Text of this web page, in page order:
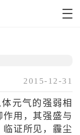
2015-12-31
元气的强弱相
用，其强盛与
证所见，霾尘